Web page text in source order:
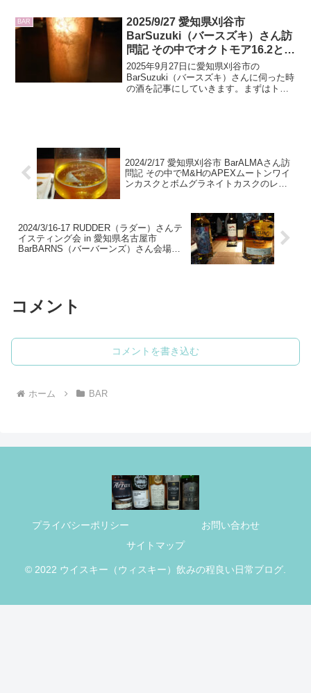
BAR
2025/9/27 愛知県刈谷市
BarSuzuki（バースズキ）さん訪
問記 その中でオクトモア16.2と
16.3のレビューもあり
2025年9月27日に愛知県刈谷市の
BarSuzuki（バースズキ）さんに伺った時
の酒を記事にしていきます。まずはトッ
2024/2/17 愛知県刈谷市 BarALMAさん訪
問記 その中でM&HのAPEXムートンワイ
ンカスクとボムグラネイトカスクのレビ
2024/3/16-17 RUDDER（ラダー）さんテ
イスティング会 in 愛知県名古屋市
BarBARNS（バーバーンズ）さん会場の
コメント
コメントを書き込む
ホーム BAR
プライバシーポリシー
お問い合わせ
サイトマップ
© 2022 ウイスキー（ウィスキー）飲みの程良い日常ブログ.